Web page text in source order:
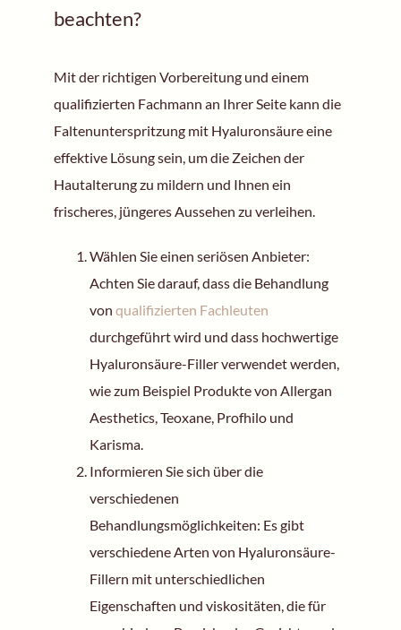
beachten?
Mit der richtigen Vorbereitung und einem
qualifizierten Fachmann an Ihrer Seite kann die
Faltenunterspritzung mit Hyaluronsäure eine
effektive Lösung sein, um die Zeichen der
Hautalterung zu mildern und Ihnen ein
frischeres, jüngeres Aussehen zu verleihen.
Wählen Sie einen seriösen Anbieter:
Achten Sie darauf, dass die Behandlung
von qualifizierten Fachleuten
durchgeführt wird und dass hochwertige
Hyaluronsäure-Filler verwendet werden,
wie zum Beispiel Produkte von Allergan
Aesthetics, Teoxane, Profhilo und
Karisma.
Informieren Sie sich über die
verschiedenen
Behandlungsmöglichkeiten: Es gibt
verschiedene Arten von Hyaluronsäure-
Fillern mit unterschiedlichen
Eigenschaften und viskositäten, die für